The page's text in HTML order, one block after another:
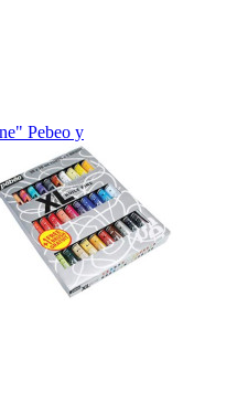
Pebeo у